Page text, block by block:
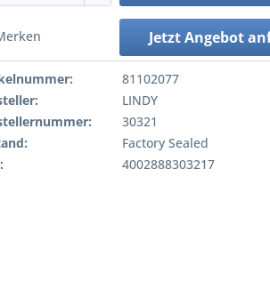
Jetzt Angebot
81102077
LINDY
30321
Factory Sealed
4002888303217